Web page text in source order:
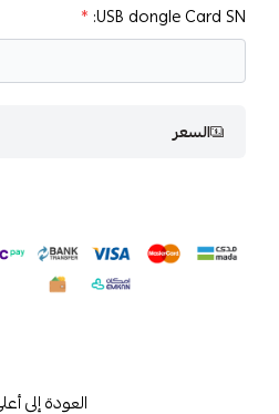
USB dongle Card SN:
*
السعر
العودة إلى